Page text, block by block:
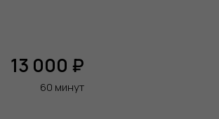
13 000 ₽
60 минут